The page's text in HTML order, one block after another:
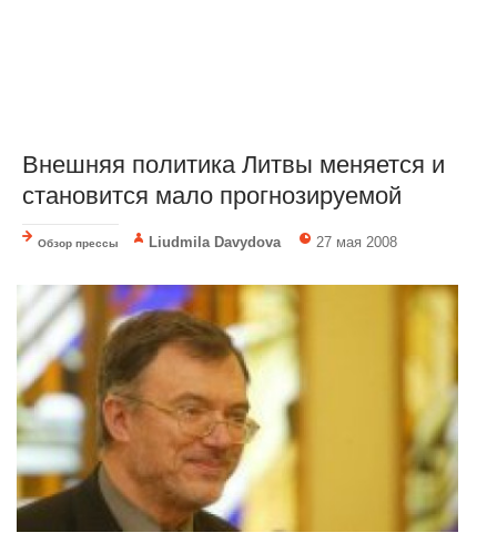
Внешняя политика Литвы меняется и
становится мало прогнозируемой
Обзор прессы Liudmila Davydova 27 мая 2008